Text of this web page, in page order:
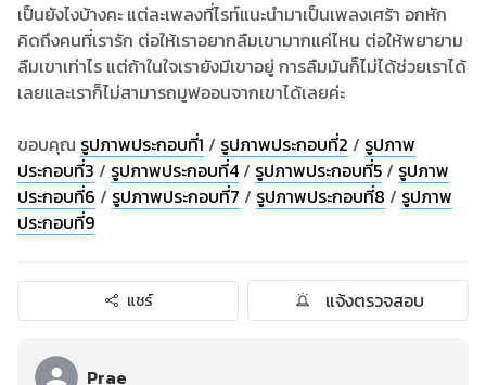
เป็นยังไงบ้างคะ แต่ละเพลงที่ไรท์แนะนำมาเป็นเพลงเศร้า อกหัก
คิดถึงคนที่เรารัก ต่อให้เราอยากลืมเขามากแค่ไหน ต่อให้พยายาม
ลืมเขาเท่าไร แต่ถ้าในใจเรายังมีเขาอยู่ การลืมมันก็ไม่ได้ช่วยเราได้
เลยและเราก็ไม่สามารถมูฟออนจากเขาได้เลยค่ะ
ขอบคุณ รูปภาพประกอบที่1 / รูปภาพประกอบที่2 / รูปภาพ
ประกอบที่3 / รูปภาพประกอบที่4/ รูปภาพประกอบที่5/ รูปภาพ
ประกอบที่6 / รูปภาพประกอบที่7 / รูปภาพประกอบที่8 / รูปภาพ
ประกอบที่9
แชร์ แจ้งตรวจสอบ
Prae